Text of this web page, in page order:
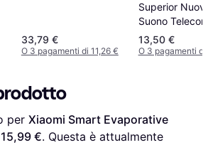
33,79 €
O 3 pagamenti di 11,26 €
Superior
Suono
universale
per Clima
13,50 €
O 3 pagamenti
per Xiaomi Smart Evaporative
15,99 €. Questa è attualmente